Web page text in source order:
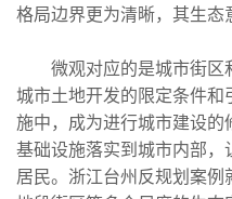
格局边界更为清晰，其生态
微观对应的是城市街区
城市土地开发的限定条件
施中，成为进行城市建设
基础设施落实到城市内部
居民。浙江台州反规划案例